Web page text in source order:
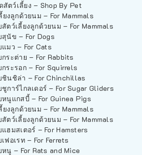
ตว์เลี้ยง – Shop By Pet
งลูกด้วยนม – For Mammals
ตว์เลี้ยงลูกด้วยนม – For Mammals
นัข – For Dogs
มว – For Cats
ระต่าย – For Rabbits
ระรอก – For Squirrels
ชินชิล่า – For Chinchillas
การ์ไกลเดอร์ – For Sugar Gliders
หนูแกสบี้ – For Guinea Pigs
งลูกด้วยนม – For Mammals
ตว์เลี้ยงลูกด้วยนม – For Mammals
ฮมสเตอร์ – For Hamsters
ฟอเรท – For Ferrets
นู – For Rats and Mice